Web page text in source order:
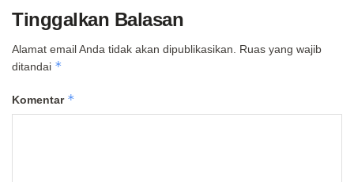
Tinggalkan Balasan
Alamat email Anda tidak akan dipublikasikan.
Ruas yang wajib
ditandai *
Komentar *